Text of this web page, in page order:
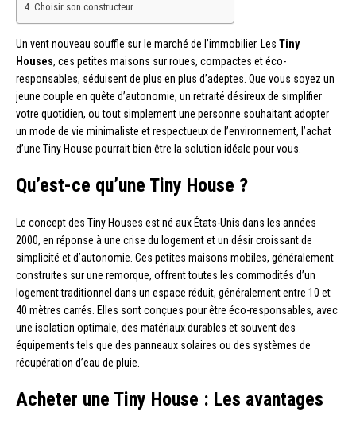
Choisir son constructeur
Un vent nouveau souffle sur le marché de l’immobilier. Les Tiny
Houses, ces petites maisons sur roues, compactes et éco-
responsables, séduisent de plus en plus d’adeptes. Que vous soyez un
jeune couple en quête d’autonomie, un retraité désireux de simplifier
votre quotidien, ou tout simplement une personne souhaitant adopter
un mode de vie minimaliste et respectueux de l’environnement, l’achat
d’une Tiny House pourrait bien être la solution idéale pour vous.
Qu’est-ce qu’une Tiny House ?
Le concept des Tiny Houses est né aux États-Unis dans les années
2000, en réponse à une crise du logement et un désir croissant de
simplicité et d’autonomie. Ces petites maisons mobiles, généralement
construites sur une remorque, offrent toutes les commodités d’un
logement traditionnel dans un espace réduit, généralement entre 10 et
40 mètres carrés. Elles sont conçues pour être éco-responsables, avec
une isolation optimale, des matériaux durables et souvent des
équipements tels que des panneaux solaires ou des systèmes de
récupération d’eau de pluie.
Acheter une Tiny House : Les avantages